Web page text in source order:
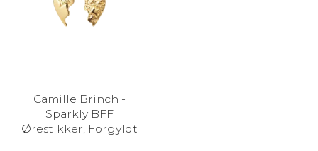
Camille Brinch -
Sparkly BFF
Ørestikker, Forgyldt